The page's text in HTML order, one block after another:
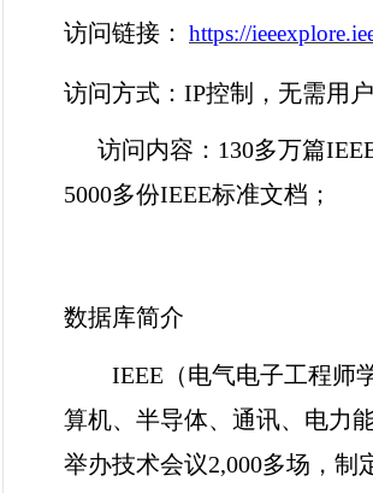
访问链接 ： https://
访问方式 ： IP控制，无需用
访问内容： 130多万篇
5000多份IEEE标准文档；
数据库简介
IEEE （电气电子工程
算机、半导体、通讯、电力
举办技术会议2,000多场，制